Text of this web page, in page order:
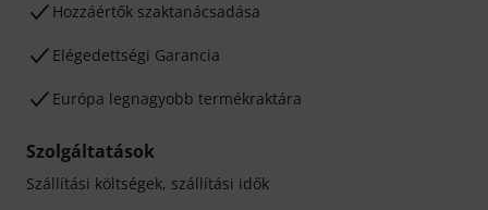
Hozzáértők szaktanácsadása
Elégedettségi Garancia
Európa legnagyobb termékraktára
Szolgáltatások
Szállítási költségek, szállítási idők